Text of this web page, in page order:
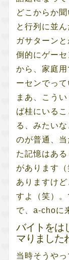
どこからか
と行列に並
ガサターン
倒的にゲー
から、家庭
ーセンでっ
まあ、こう
ば桂にいる
る、みたい
のが普通、
た記憶はあ
があります
ありますけ
すよ（笑）。
で、a-choに
バイトをは
マりました
当時そうや